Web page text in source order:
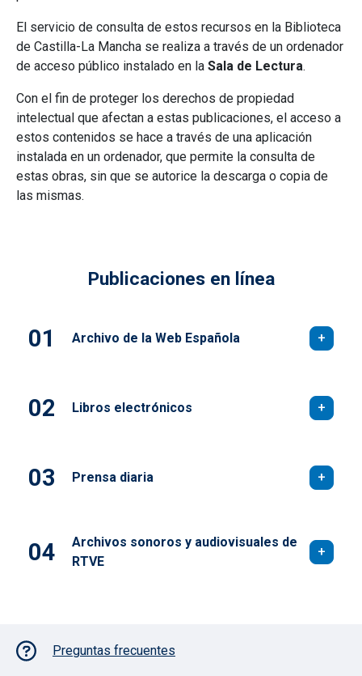
El servicio de consulta de estos recursos en la Biblioteca
de Castilla-La Mancha se realiza a través de un ordenador
de acceso público instalado en la Sala de Lectura.
Con el fin de proteger los derechos de propiedad
intelectual que afectan a estas publicaciones, el acceso a
estos contenidos se hace a través de una aplicación
instalada en un ordenador, que permite la consulta de
estas obras, sin que se autorice la descarga o copia de
las mismas.
Publicaciones en línea
Archivo de la Web Española
Libros electrónicos
Prensa diaria
Archivos sonoros y audiovisuales de
RTVE
Pie de página con iconos
Preguntas frecuentes